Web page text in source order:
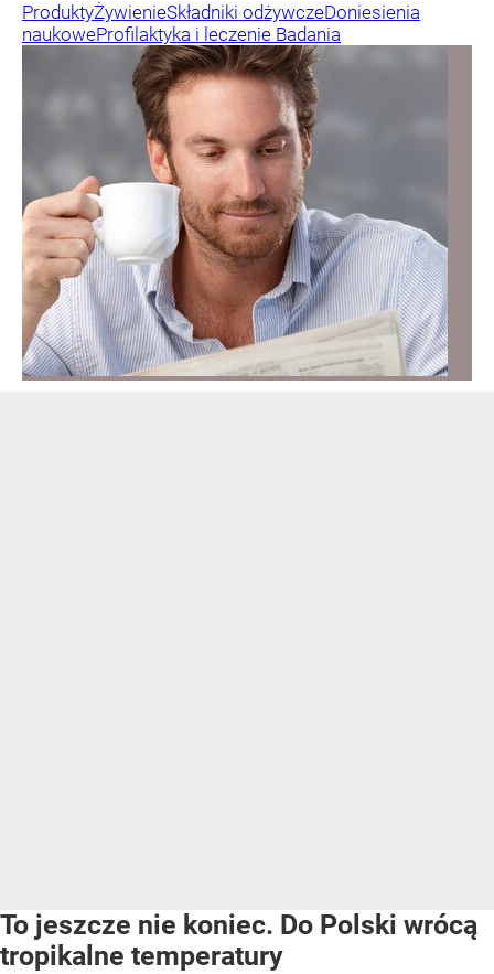
ProduktyŻywienieSkładniki odżywczeDoniesienia
naukoweProfilaktyka i leczenie Badania
To jeszcze nie koniec. Do Polski wrócą
tropikalne temperatury